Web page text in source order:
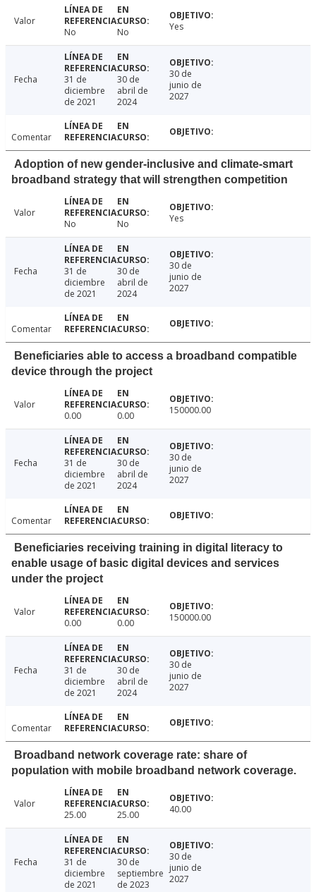
Valor
No
No Yes
Fecha
31 de
diciembre
de 2021
30 de
abril de
2024
30 de
junio de
2027
Comentar
Adoption of new gender-inclusive and climate-smart
broadband strategy that will strengthen competition
Valor
No
No Yes
Fecha
31 de
diciembre
de 2021
30 de
abril de
2024
30 de
junio de
2027
Comentar
Beneficiaries able to access a broadband compatible
device through the project
Valor
0.00
0.00 150000.00
Fecha
31 de
diciembre
de 2021
30 de
abril de
2024
30 de
junio de
2027
Comentar
Beneficiaries receiving training in digital literacy to
enable usage of basic digital devices and services
under the project
Valor
0.00
0.00 150000.00
Fecha
31 de
diciembre
de 2021
30 de
abril de
2024
30 de
junio de
2027
Comentar
Broadband network coverage rate: share of
population with mobile broadband network coverage.
Valor
25.00
25.00 40.00
Fecha
31 de
diciembre
de 2021
30 de
septiembre
de 2023
30 de
junio de
2027